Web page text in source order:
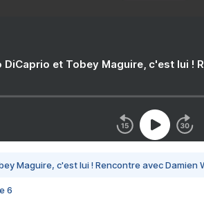
DiCaprio et Tobey Maguire, c'est lui !
Maguire, c'est lui ! Rencontre avec Damien
6